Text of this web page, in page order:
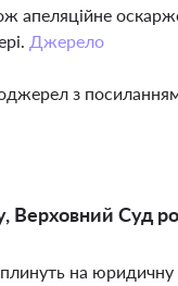
апеляційне
Джерело
з
Верховний Суд
на